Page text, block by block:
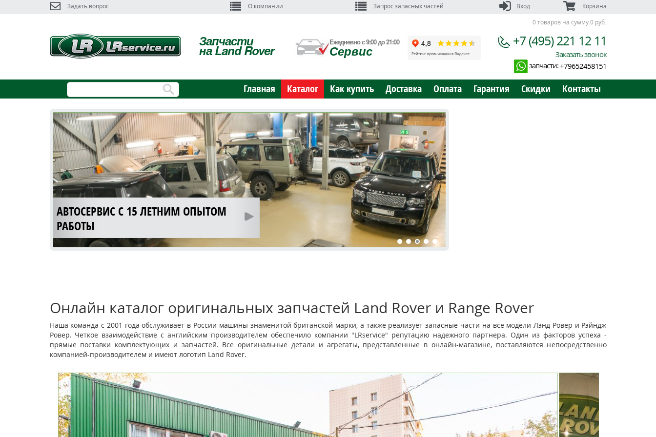
Задать вопрос О компании Запрос запасных частей
Корзина
0 товаров на сумму 0 руб.
Вход
Запчасти
на Land Rover
Ежедневно с 9:00 до 21:00
Сервис
+7 (495) 221 12 11
Заказать звонок
запчасти:+79652458151
Главная Каталог Как купить Доставка Оплата Гарантия Скидки Контакты
АВТОСЕРВИС С 15 ЛЕТНИМ ОПЫТОМ
РАБОТЫ
КУЗОВНОЙ РЕМОНТ LAND ROVER
Онлайн каталог оригинальных запчастей Land Rover и Range Rover
Наша команда с 2001 года обслуживает в России машины знаменитой британской марки, а также реализует запасные части на все модели Лэнд Ровер и Рэйндж
Ровер. Четкое взаимодействие с английским производителем обеспечило компании "LRservice" репутацию надежного партнера. Один из факторов успеха -
прямые поставки комплектующих и запчастей. Все оригинальные детали и агрегаты, представленные в онлайн-магазине, поставляются непосредственно
компанией-производителем и имеют логотип Land Rover.